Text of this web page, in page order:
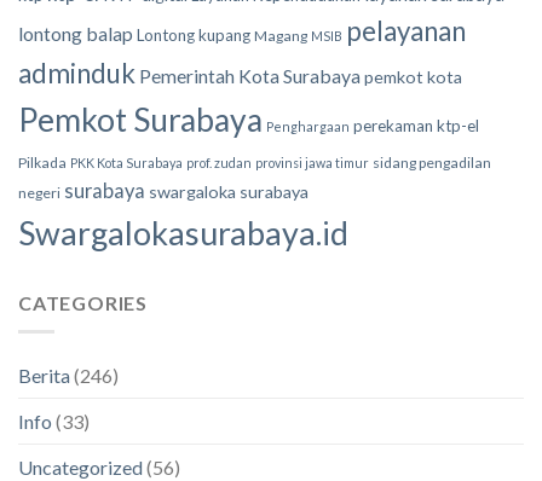
lontong balap Lontong kupang Magang MSIB pelayanan
adminduk Pemerintah Kota Surabaya pemkot kota
Pemkot Surabaya Penghargaan perekaman ktp-el
Pilkada PKK Kota Surabaya prof. zudan provinsi jawa timur sidang pengadilan
negeri surabaya swargaloka surabaya
Swargalokasurabaya.id
CATEGORIES
Berita(246)
Info (33)
Uncategorized(56)